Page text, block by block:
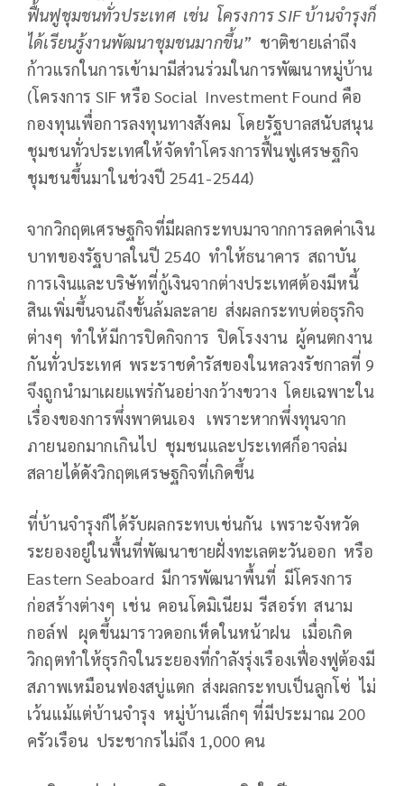
ฟื้นฟูชุมชนทั่วประเทศ เช่น โครงการSIFบ้านจำรุงก็
ได้เรียนรู้งานพัฒนาชุมชนมากขึ้น” ชาติชายเล่าถึง
ก้าวแรกในการเข้ามามีส่วนร่วมในการพัฒนาหมู่บ้าน
(โครงการ SIF หรือ Social Investment Found คือ
กองทุนเพื่อการลงทุนทางสังคม โดยรัฐบาลสนับสนุน
ชุมชนทั่วประเทศให้จัดทำโครงการฟื้นฟูเศรษฐกิจ
ชุมชนขึ้นมาในช่วงปี 2541-2544)
จากวิกฤตเศรษฐกิจที่มีผลกระทบมาจากการลดค่าเงิน
บาทของรัฐบาลในปี 2540 ทำให้ธนาคาร สถาบัน
การเงินและบริษัทที่กู้เงินจากต่างประเทศต้องมีหนี้
สินเพิ่มขึ้นจนถึงขั้นล้มละลาย ส่งผลกระทบต่อธุรกิจ
ต่างๆ ทำให้มีการปิดกิจการ ปิดโรงงาน ผู้คนตกงาน
กันทั่วประเทศ พระราชดำรัสของในหลวงรัชกาลที่ 9
จึงถูกนำมาเผยแพร่กันอย่างกว้างขวาง โดยเฉพาะใน
เรื่องของการพึ่งพาตนเอง เพราะหากพึ่งทุนจาก
ภายนอกมากเกินไป ชุมชนและประเทศก็อาจล่ม
สลายได้ดังวิกฤตเศรษฐกิจที่เกิดขึ้น
ที่บ้านจำรุงก็ได้รับผลกระทบเช่นกัน เพราะจังหวัด
ระยองอยู่ในพื้นที่พัฒนาชายฝั่งทะเลตะวันออก หรือ
Eastern Seaboard มีการพัฒนาพื้นที่ มีโครงการ
ก่อสร้างต่างๆ เช่น คอนโดมิเนียม รีสอร์ท สนาม
กอล์ฟ ผุดขึ้นมาราวดอกเห็ดในหน้าฝน เมื่อเกิด
วิกฤตทำให้ธุรกิจในระยองที่กำลังรุ่งเรืองเฟื่องฟูต้องมี
สภาพเหมือนฟองสบู่แตก ส่งผลกระทบเป็นลูกโซ่ ไม่
เว้นแม้แต่บ้านจำรุง หมู่บ้านเล็กๆ ที่มีประมาณ 200
ครัวเรือน ประชากรไม่ถึง 1,000 คน